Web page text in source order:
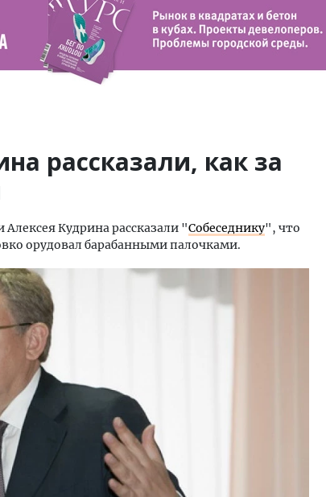
рассказали, как за
Кудрина рассказали "Собеседнику", что
орудовал барабанными палочками.